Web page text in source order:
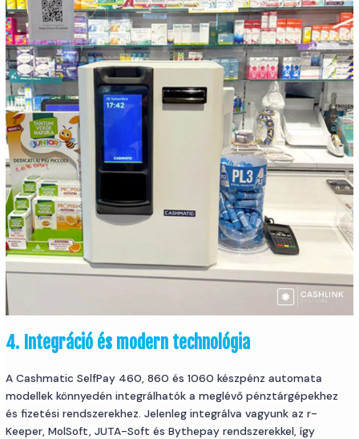
4. Integráció és modern technológia
A Cashmatic SelfPay 460, 860 és 1060 készpénz automata
modellek könnyedén integrálhatók a meglévő pénztárgépekhez
és fizetési rendszerekhez. Jelenleg integrálva vagyunk az r-
Keeper, MolSoft, JUTA-Soft és Bythepay rendszerekkel, így